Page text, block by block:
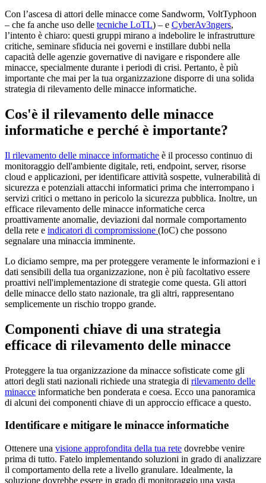
Con l’ascesa di attori delle minacce come Sandworm, VoltTyphoon
– che fa anche uso delle tecniche LoTL) – e CyberAv3ngers,
l’intento è chiaro: questi gruppi mirano a indebolire le infrastrutture
critiche, seminare sfiducia nei governi e instillare dubbi nella
capacità delle agenzie governative di navigare e rispondere alle
minacce, specialmente durante i periodi di crisi. Pertanto, è più
importante che mai per la tua organizzazione disporre di una solida
strategia di rilevamento delle minacce informatiche.
Cos'è il rilevamento delle minacce
informatiche e perché è importante?
Il rilevamento delle minacce informatiche è il processo continuo di
monitoraggio dell'ambiente digitale, reti, endpoint, server, risorse
cloud e applicazioni, per identificare attività sospette, vulnerabilità di
sicurezza e potenziali attacchi informatici prima che interrompano i
servizi critici o mettano in pericolo la sicurezza pubblica. Inoltre, un
efficace rilevamento delle minacce informatiche cerca
proattivamente anomalie, deviazioni dal normale comportamento
della rete e indicatori di compromissione (IoC) che possono
segnalare una minaccia imminente.
Lo diciamo sempre, ma per proteggere veramente le informazioni e i
dati sensibili della tua organizzazione, non è più facoltativo essere
proattivi nell'implementazione di strategie come questa. Gli attori
delle minacce dello stato nazionale, tra gli altri, rappresentano
semplicemente un rischio troppo grande.
Componenti chiave di una strategia
efficace di rilevamento delle minacce
Proteggere la tua organizzazione da minacce sofisticate come gli
attori degli stati nazionali richiede una strategia di rilevamento delle
minacce informatiche ben ponderata e coesa. Ecco una panoramica
di alcuni dei componenti chiave di un approccio efficace a questo.
Identificare e mitigare le minacce informatiche
Ottenere una visione approfondita della tua rete dovrebbe venire
prima di tutto. Fatelo implementando soluzioni in grado di analizzare
il comportamento della rete a livello granulare. Idealmente, la
soluzione dovrebbe essere in grado di monitoraggio una vasta